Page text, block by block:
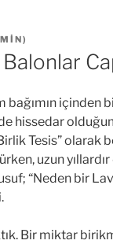
)
bağımın içinden
hissedar
Tesis” olarak
uzun
“Neden bir
Bir miktar